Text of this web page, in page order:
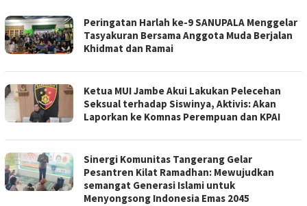
TERBITHARIAN.COMPeringatan Harlah ke-9 SANUPALA Menggelar
Tasyakuran Bersama Anggota Muda Berjalan
Khidmat dan Ramai
Ketua MUI Jambe Akui Lakukan Pelecehan
Seksual terhadap Siswinya, Aktivis: Akan
Laporkan ke Komnas Perempuan dan KPAI
Sinergi Komunitas Tangerang Gelar
Pesantren Kilat Ramadhan: Mewujudkan
semangat Generasi Islami untuk
Menyongsong Indonesia Emas 2045